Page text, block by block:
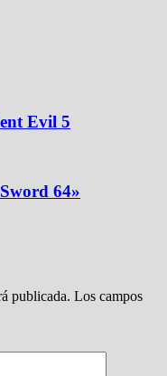
Evil 5
64»
publicada. Los campos